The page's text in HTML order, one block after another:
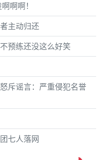
啊啊！
主动归还
预练还没这么好笑
斥谣言：严重侵犯名誉
七人落网